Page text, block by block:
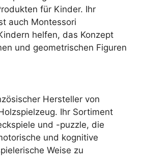
für Kinder. Ihr
auch Montessori
helfen, das Konzept
und geometrischen Figuren
Hersteller von
Ihr Sortiment
und -puzzle, die
und kognitive
Weise zu